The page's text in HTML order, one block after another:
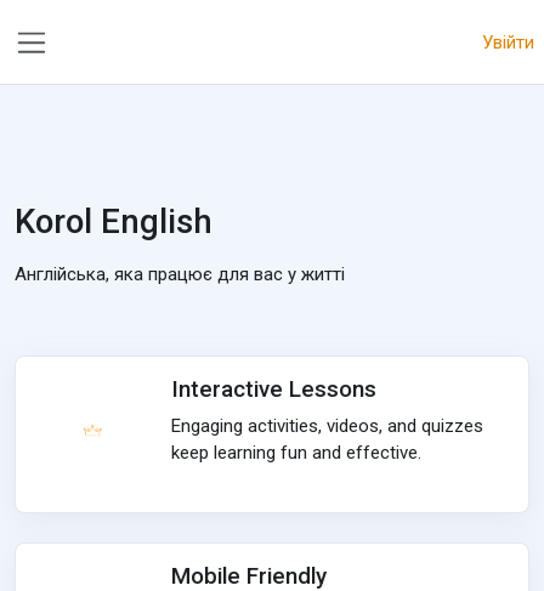
Увійти
Korol English
Англійська, яка працює для вас у житті
Interactive Lessons
Engaging activities, videos, and quizzes
keep learning fun and effective.
Mobile Friendly